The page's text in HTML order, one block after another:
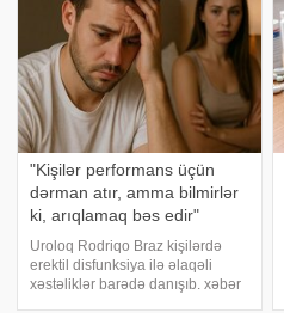
"Kişilər performans üçün
dərman atır, amma bilmirlər
ki, arıqlamaq bəs edir"
Uroloq Rodriqo Braz kişilərdə
erektil disfunksiya ilə əlaqəli
xəstəliklər barədə danışıb. xəbər